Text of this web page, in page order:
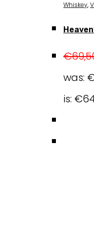
Whiskey,
€
was:
is: